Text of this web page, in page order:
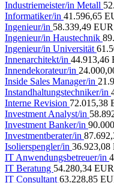
Industriemeister/in Metall
Informatiker/in 41.596,65
Ingenieur/in 58.339,49 EUR
Ingenieur/in Haustechnik
Ingenieur/in Universität
Innenarchitekt/in 44.913,46
Innendekorateur/in
Inside Sales Manager/in
Instandhaltungstechniker/in
Interne Revision 72.015,38
Investment Analyst/in
Investment Banker/in
Investmentberater/in
Isolierspengler/in 36.923,08
IT Anwendungsbetreuer/in
IT Beratung 54.280,34 EUR
IT Consultant 63.228,85